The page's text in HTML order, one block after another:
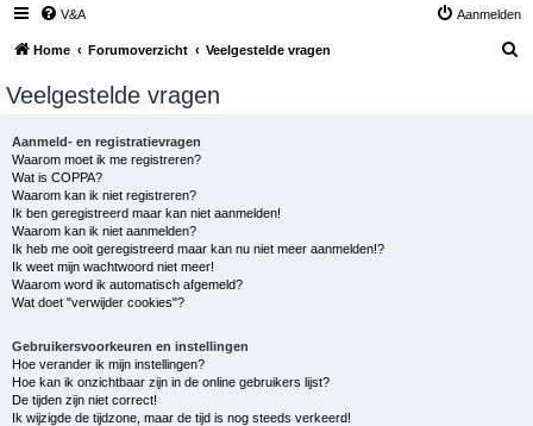
V&A Aanmelden
Home Forumoverzicht Veelgestelde vragen
Veelgestelde vragen
Aanmeld- en registratievragen
Waarom moet ik me registreren?
Wat is COPPA?
Waarom kan ik niet registreren?
Ik ben geregistreerd maar kan niet aanmelden!
Waarom kan ik niet aanmelden?
Ik heb me ooit geregistreerd maar kan nu niet meer aanmelden!?
Ik weet mijn wachtwoord niet meer!
Waarom word ik automatisch afgemeld?
Wat doet "verwijder cookies"?
Gebruikersvoorkeuren en instellingen
Hoe verander ik mijn instellingen?
Hoe kan ik onzichtbaar zijn in de online gebruikers lijst?
De tijden zijn niet correct!
Ik wijzigde de tijdzone, maar de tijd is nog steeds verkeerd!